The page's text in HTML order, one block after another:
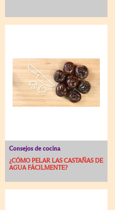
Consejos de cocina
¿CÓMO PELAR LAS CASTAÑAS DE
AGUA FÁCILMENTE?